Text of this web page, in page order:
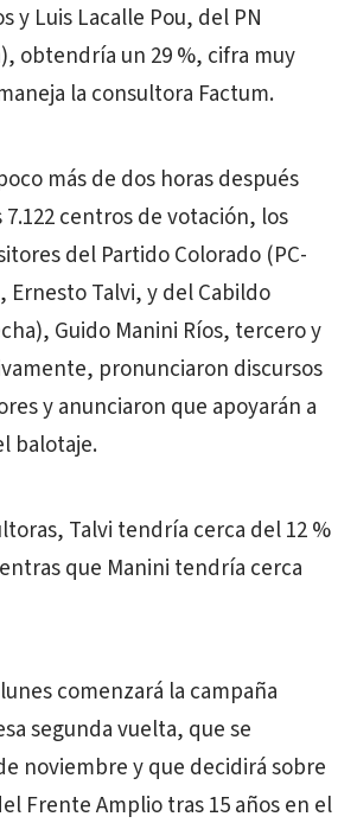
y Luis Lacalle Pou, del PN
obtendría un 29 %, cifra muy
la consultora Factum.
más de dos horas después
centros de votación, los
del Partido Colorado (PC-
Talvi, y del Cabildo
Guido Manini Ríos, tercero y
pronunciaron discursos
y anunciaron que apoyarán a
balotaje.
Talvi tendría cerca del 12 %
que Manini tendría cerca
comenzará la campaña
segunda vuelta, que se
noviembre y que decidirá sobre
Frente Amplio tras 15 años en el